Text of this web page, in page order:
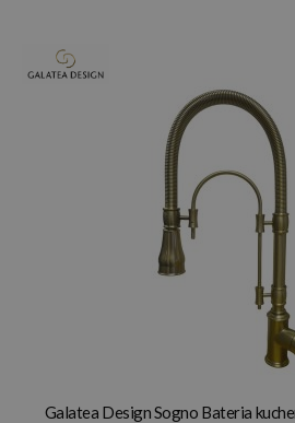
Galatea Design Sogno Bateria